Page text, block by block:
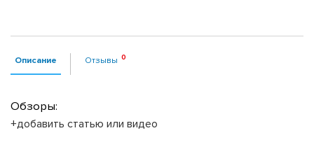
Описание Отзывы
Обзоры:
+добавить статью или видео